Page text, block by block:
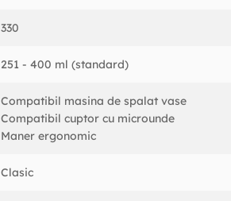
330
251 - 400 ml (standard)
Compatibil masina de spalat vase
Compatibil cuptor cu microunde
Maner ergonomic
Clasic